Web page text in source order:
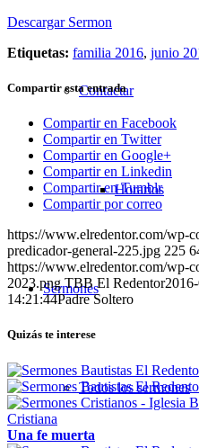
Contactar
Horarios
Sermones
Todos los sermones
Descargar Sermon
Etiquetas: familia 2016, junio
Compartir esta entrada
Compartir en Facebook
Compartir en Twitter
Compartir en Google+
Compartir en Linkedin
Compartir en Tumblr
Compartir por correo
https://www.elredentor.com/wp-
predicador-general-225.jpg 225
https://www.elredentor.com/wp-
2023.png TBB El Redentor
14:21:44Padre Soltero
Quizás te interese
Una fe muerta